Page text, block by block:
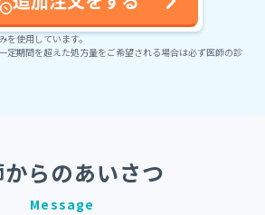
使用しています。
定期間を超えた処方量をご希望される場合は必ず医師の診
からのあいさつ
Message